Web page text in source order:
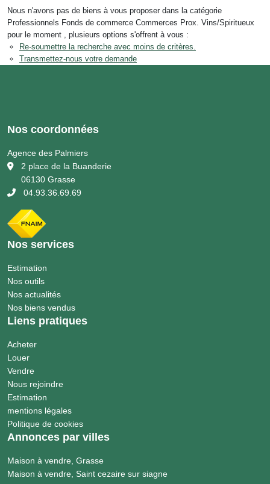
Nous n'avons pas de biens à vous proposer dans la catégorie
Professionnels Fonds de commerce Commerces Prox. Vins/Spiritueux
pour le moment , plusieurs options s'offrent à vous :
Re-soumettre la recherche avec moins de critères.
Transmettez-nous votre demande
Nos coordonnées
Agence des Palmiers
2 place de la Buanderie
06130 Grasse
04.93.36.69.69
Nos services
Estimation
Nos outils
Nos actualités
Nos biens vendus
Liens pratiques
Acheter
Louer
Vendre
Nous rejoindre
Estimation
mentions légales
Politique de cookies
Annonces par villes
Maison à vendre, Grasse
Maison à vendre, Saint cezaire sur siagne